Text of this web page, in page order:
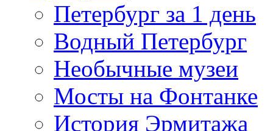
Петербург за 1 день
Водный Петербург
Необычные музеи
Мосты на Фонтанке
История Эрмитажа